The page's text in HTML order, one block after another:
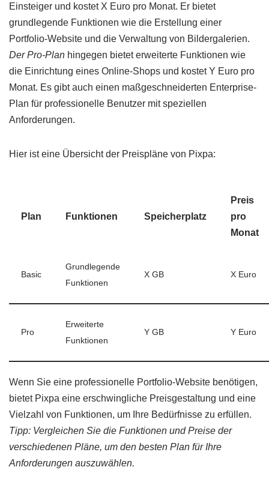
Einsteiger und kostet X Euro pro Monat. Er bietet
grundlegende Funktionen wie die Erstellung einer
Portfolio-Website und die Verwaltung von Bildergalerien.
Der Pro-Plan hingegen bietet erweiterte Funktionen wie
die Einrichtung eines Online-Shops und kostet Y Euro pro
Monat. Es gibt auch einen maßgeschneiderten Enterprise-
Plan für professionelle Benutzer mit speziellen
Anforderungen.
Hier ist eine Übersicht der Preispläne von Pixpa:
Plan Funktionen Speicherplatz
Preis
pro
Monat
Basic
Grundlegende
Funktionen
X GB X Euro
Pro
Erweiterte
Funktionen
Y GB Y Euro
Wenn Sie eine professionelle Portfolio-Website benötigen,
bietet Pixpa eine erschwingliche Preisgestaltung und eine
Vielzahl von Funktionen, um Ihre Bedürfnisse zu erfüllen.
Tipp: Vergleichen Sie die Funktionen und Preise der
verschiedenen Pläne, um den besten Plan für Ihre
Anforderungen auszuwählen.